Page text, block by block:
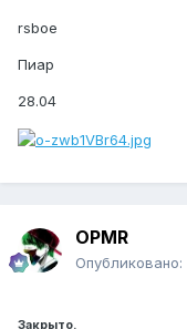
rsboe
Пиар
28.04
OPMR
Опубликовано:
Закрыто.